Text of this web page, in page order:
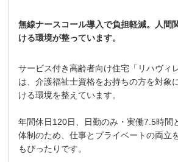
無線ナースコール導入で負担軽減。人間
ける環境が整っています。
サービス付き高齢者向け住宅「リハヴィ
は、介護福祉士資格をお持ちの方を対象
ける環境を整えています。
年間休日120日、日勤のみ・実働7.5時間
体制のため、仕事とプライベートの両立
もぴったりです。